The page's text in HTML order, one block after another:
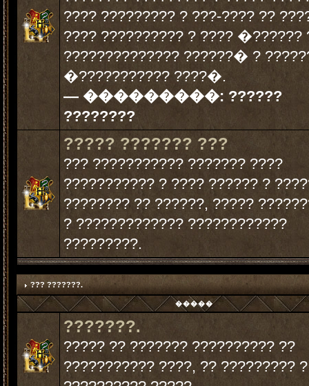
???? ????????? ? ???-???? ??
???? ?????????? ? ???? �??????
?????????????? ??????� ?
�??????????? ????�.
— ���������: ??????
????????
????? ??????? ???
??? ??????????? ??????? ????
??????????? ? ???? ?????? ?
???????? ?? ??????, ?????
? ????????????? ????????????
?????????.
??? ???????.
�����
???????.
????? ?? ??????? ?????????? ??
??????????? ????, ?? ????????? ?